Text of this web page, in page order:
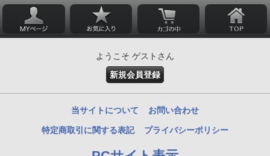
ようこそ ゲストさん
新規会員登録
当サイトについて お問い合わせ
特定商取引に関する表記 プライバシーポリシー